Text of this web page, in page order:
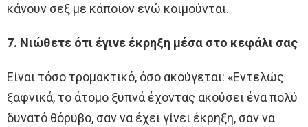
κάνουν σεξ με κάποιον ενώ κοιμούνται.
7. Νιώθετε ότι έγινε έκρηξη μέσα στο κεφάλι σας
Είναι τόσο τρομακτικό, όσο ακούγεται: «Εντελώς
ξαφνικά, το άτομο ξυπνά έχοντας ακούσει ένα πολύ
δυνατό θόρυβο, σαν να έχει γίνει έκρηξη, σαν να